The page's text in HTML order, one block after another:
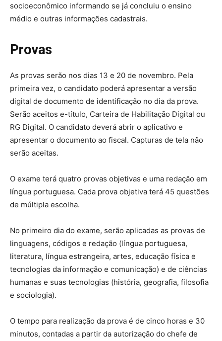
socioeconômico informando se já concluiu o ensino
médio e outras informações cadastrais.
Provas
As provas serão nos dias 13 e 20 de novembro. Pela
primeira vez, o candidato poderá apresentar a versão
digital de documento de identificação no dia da prova.
Serão aceitos e-título, Carteira de Habilitação Digital ou
RG Digital. O candidato deverá abrir o aplicativo e
apresentar o documento ao fiscal. Capturas de tela não
serão aceitas.
O exame terá quatro provas objetivas e uma redação em
língua portuguesa. Cada prova objetiva terá 45 questões
de múltipla escolha.
No primeiro dia do exame, serão aplicadas as provas de
linguagens, códigos e redação (língua portuguesa,
literatura, língua estrangeira, artes, educação física e
tecnologias da informação e comunicação) e de ciências
humanas e suas tecnologias (história, geografia, filosofia
e sociologia).
O tempo para realização da prova é de cinco horas e 30
minutos, contadas a partir da autorização do chefe de